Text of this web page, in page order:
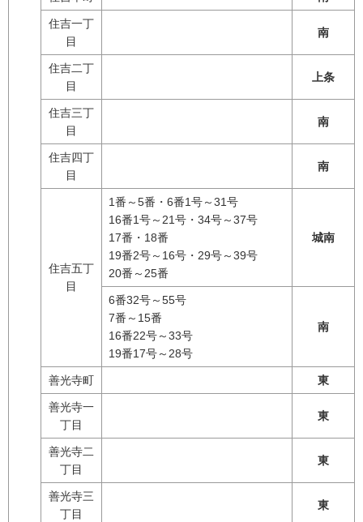
住吉一丁
目
南
住吉二丁
目
上条
住吉三丁
目
南
住吉四丁
目
南
住吉五丁
目
1番～5番・6番1号～31号
16番1号～21号・34号～37号
17番・18番
19番2号～16号・29号～39号
20番～25番
城南
6番32号～55号
7番～15番
16番22号～33号
19番17号～28号
南
善光寺町 東
善光寺一
丁目
東
善光寺二
丁目
東
善光寺三
丁目
東